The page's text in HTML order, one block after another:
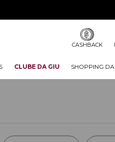
CASHBACK
CLUBE DA GIU SHOPPING